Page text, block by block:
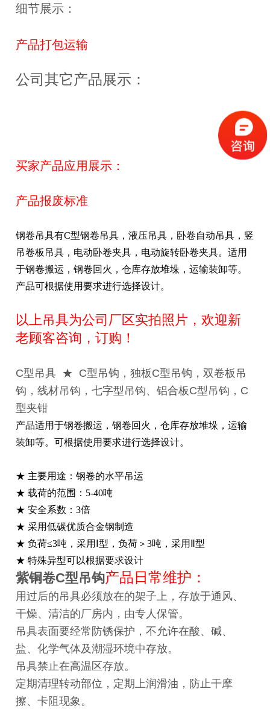
细节展示：
产品打包运输
公司其它产品展示：
买家产品应用展示：
产品报废标准
钢卷吊具有C型钢卷吊具，液压吊具，卧卷自动吊具，竖
吊卷板吊具，电动卧卷夹具，电动旋转卧卷夹具。适用
于钢卷搬运，钢卷回火，仓库存放堆垛，运输装卸等。
产品可根据使用要求进行选择设计。
以上吊具为公司厂区实拍照片，欢迎新
老顾客咨询，订购！
C型吊具 ★ C型吊钩，独板C型吊钩，双卷板吊
钩，线材吊钩，七字型吊钩、铝合板C型吊钩，C
型夹钳
产品适用于钢卷搬运，钢卷回火，仓库存放堆垛，运输
装卸等。可根据使用要求进行选择设计。
★ 主要用途：钢卷的水平吊运
★ 载荷的范围：5-40吨
★ 安全系数：3倍
★ 采用低碳优质合金钢制造
★ 负荷≤3吨，采用Ⅰ型，负荷＞3吨，采用Ⅱ型
★ 特殊异型可以根据要求设计
紫铜卷C型吊钩产品日常维护：
用过后的吊具必须放在的架子上，存放于通风、
干燥、清洁的厂房内，由专人保管。
吊具表面要经常防锈保护，不允许在酸、碱、
盐、化学气体及潮湿环境中存放。
吊具禁止在高温区存放。
定期清理转动部位，定期上润滑油，防止干摩
擦、卡阻现象。